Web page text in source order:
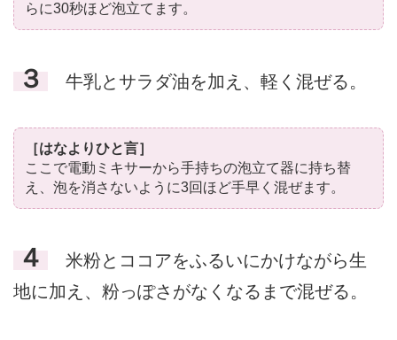
らに30秒ほど泡立てます。
３ 牛乳とサラダ油を加え、軽く混ぜる。
［はなよりひと言］
ここで電動ミキサーから手持ちの泡立て器に持ち替
え、泡を消さないように3回ほど手早く混ぜます。
４
米粉とココアをふるいにかけながら生
地に加え、粉っぽさがなくなるまで混ぜる。